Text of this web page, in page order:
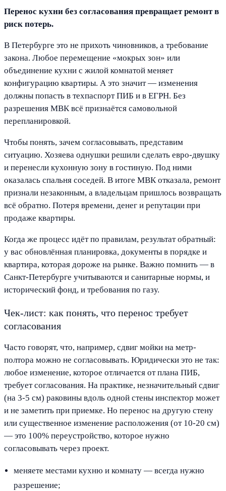
Перенос кухни без согласования превращает ремонт в
риск потерь.
В Петербурге это не прихоть чиновников, а требование
закона. Любое перемещение «мокрых зон» или
объединение кухни с жилой комнатой меняет
конфигурацию квартиры. А это значит — изменения
должны попасть в техпаспорт ПИБ и в ЕГРН. Без
разрешения МВК всё признаётся самовольной
перепланировкой.
Чтобы понять, зачем согласовывать, представим
ситуацию. Хозяева однушки решили сделать евро-двушку
и перенесли кухонную зону в гостиную. Под ними
оказалась спальня соседей. В итоге МВК отказала, ремонт
признали незаконным, а владельцам пришлось возвращать
всё обратно. Потеря времени, денег и репутации при
продаже квартиры.
Когда же процесс идёт по правилам, результат обратный:
у вас обновлённая планировка, документы в порядке и
квартира, которая дороже на рынке. Важно помнить — в
Санкт-Петербурге учитываются и санитарные нормы, и
исторический фонд, и требования по газу.
Чек-лист: как понять, что перенос требует
согласования
Часто говорят, что, например, сдвиг мойки на метр-
полтора можно не согласовывать. Юридически это не так:
любое изменение, которое отличается от плана ПИБ,
требует согласования. На практике, незначительный сдвиг
(на 3-5 см) раковины вдоль одной стены инспектор может
и не заметить при приемке. Но перенос на другую стену
или существенное изменение расположения (от 10-20 см)
— это 100% переустройство, которое нужно
согласовывать через проект.
меняете местами кухню и комнату — всегда нужно
разрешение;